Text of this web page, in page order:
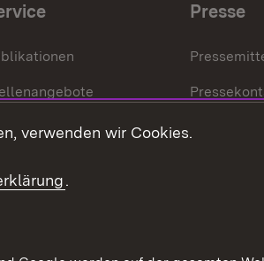
Presse
verwenden wir Cookies.
.